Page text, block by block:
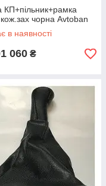
КП+пільник+рамка
чорна Avtoban
в наявності
060 ₴